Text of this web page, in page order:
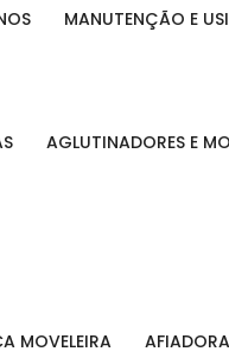
MANUTENÇÃO E
AGLUTINADORES E
MOVELEIRA